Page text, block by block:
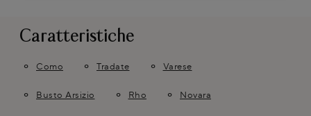
Caratteristiche
Como Tradate Varese
Busto Arsizio Rho Novara